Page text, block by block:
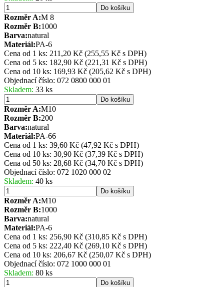
Do košíku
Rozměr A:M 8
Rozměr B:1000
Barva:natural
Materiál:PA-6
Cena od 1 ks: 211,20 Kč (255,55 Kč s DPH)
Cena od 5 ks: 182,90 Kč (221,31 Kč s DPH)
Cena od 10 ks: 169,93 Kč (205,62 Kč s DPH)
Objednací číslo: 072 0800 000 01
Skladem: 33 ks
Do košíku
Rozměr A:M10
Rozměr B:200
Barva:natural
Materiál:PA-66
Cena od 1 ks: 39,60 Kč (47,92 Kč s DPH)
Cena od 10 ks: 30,90 Kč (37,39 Kč s DPH)
Cena od 50 ks: 28,68 Kč (34,70 Kč s DPH)
Objednací číslo: 072 1020 000 02
Skladem: 40 ks
Do košíku
Rozměr A:M10
Rozměr B:1000
Barva:natural
Materiál:PA-6
Cena od 1 ks: 256,90 Kč (310,85 Kč s DPH)
Cena od 5 ks: 222,40 Kč (269,10 Kč s DPH)
Cena od 10 ks: 206,67 Kč (250,07 Kč s DPH)
Objednací číslo: 072 1000 000 01
Skladem: 80 ks
Do košíku